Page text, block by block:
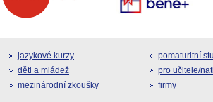
jazykové kurzy
děti a mládež
mezinárodní zkoušky
pomaturitní
pro učitele/
firmy